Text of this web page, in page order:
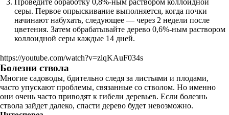
Проведите обработку 0,8%-ным раствором коллоидной
серы. Первое опрыскивание выполняется, когда почки
начинают набухать, следующее — через 2 недели после
цветения. Затем обрабатывайте дерево 0,6%-ным раствором
коллоидной серы каждые 14 дней.
https://youtube.com/watch?v=zlqKAuF034s
Болезни ствола
Многие садоводы, бдительно следя за листьями и плодами,
часто упускают проблемы, связанные со стволом. Но именно
они очень часто приводят к гибели деревьев. Если болезнь
ствола зайдет далеко, спасти дерево будет невозможно.